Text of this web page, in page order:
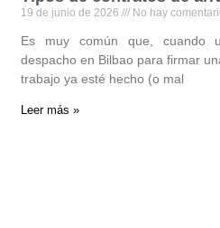
19 de junio de 2026 No hay
Es muy común que, cuando
despacho en Bilbao para firmar
trabajo ya esté hecho (o mal
Leer más »